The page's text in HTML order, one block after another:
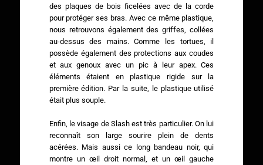
des plaques de bois ficelées avec de la corde
pour protéger ses bras. Avec ce même plastique,
nous retrouvons également des griffes, collées
au-dessus des mains. Comme les tortues, il
possède également des protections aux coudes
et aux genoux avec un pic à leur apex. Ces
éléments étaient en plastique rigide sur la
première édition. Par la suite, le plastique utilisé
était plus souple.
Enfin, le visage de Slash est très particulier. On lui
reconnaît son large sourire plein de dents
acérées. Mais aussi ce long bandeau noir, qui
montre un œil droit normal, et un œil gauche